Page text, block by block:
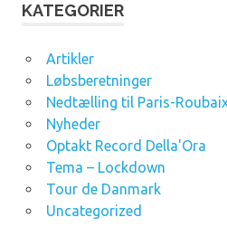
i
e
KATEGORIER
Artikler
Løbsberetninger
Nedtælling til Paris-
Nyheder
Optakt Record Della'Ora
Tema – Lockdown
Tour de Danmark
Uncategorized